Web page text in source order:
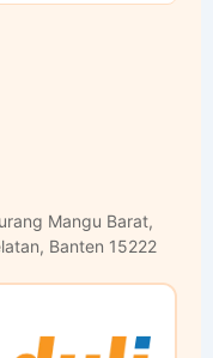
Mangu Barat,
Banten 15222